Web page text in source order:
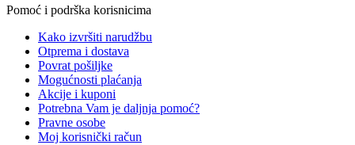
Pomoć i podrška korisnicima
Kako izvršiti narudžbu
Otprema i dostava
Povrat pošiljke
Mogućnosti plaćanja
Akcije i kuponi
Potrebna Vam je daljnja pomoć?
Pravne osobe
Moj korisnički račun